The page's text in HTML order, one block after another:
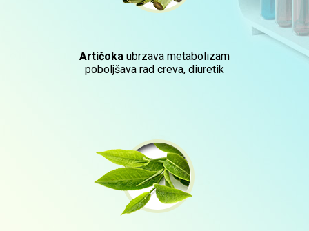
Artičoka ubrzava metabolizam
poboljšava rad creva, diuretik